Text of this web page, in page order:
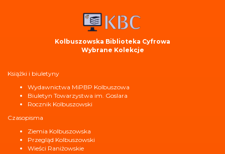
Kolbuszowska Biblioteka Cyfrowa
Wybrane Kolekcje
Książki i biuletyny
Wydawnictwa MiPBP Kolbuszowa
Biuletyn Towarzystwa im. Goslara
Rocznik Kolbuszowski
Czasopisma
Ziemia Kolbuszowska
Przegląd Kolbuszowski
Wieści Raniżowskie